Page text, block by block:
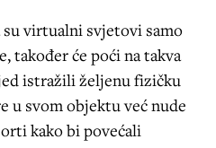
virtualni svjetovi samo
također će poći na takva
istražili željenu fizičku
u svom objektu već nude
kako bi povećali